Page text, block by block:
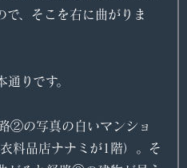
で、そこを右に曲がりま
りです。
②の写真の白いマンショ
料品店ナナミが1階）。そ